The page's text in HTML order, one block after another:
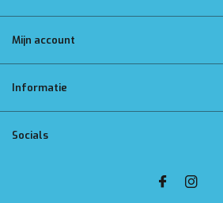
Mijn account
Informatie
Socials